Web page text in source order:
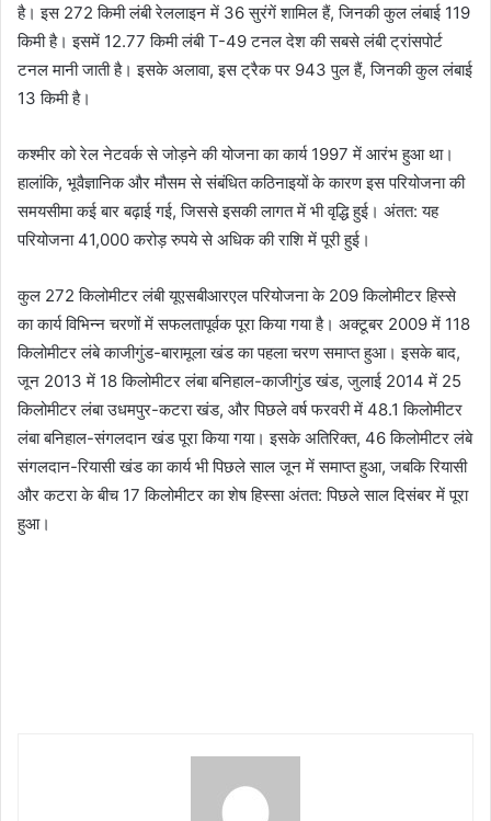
है। इस 272 किमी लंबी रेललाइन में 36 सुरंगें शामिल हैं, जिनकी कुल लंबाई 119
किमी है। इसमें 12.77 किमी लंबी T-49 टनल देश की सबसे लंबी ट्रांसपोर्ट
टनल मानी जाती है। इसके अलावा, इस ट्रैक पर 943 पुल हैं, जिनकी कुल लंबाई
13 किमी है।
कश्मीर को रेल नेटवर्क से जोड़ने की योजना का कार्य 1997 में आरंभ हुआ था।
हालांकि, भूवैज्ञानिक और मौसम से संबंधित कठिनाइयों के कारण इस परियोजना की
समयसीमा कई बार बढ़ाई गई, जिससे इसकी लागत में भी वृद्धि हुई। अंतत: यह
परियोजना 41,000 करोड़ रुपये से अधिक की राशि में पूरी हुई।
कुल 272 किलोमीटर लंबी यूएसबीआरएल परियोजना के 209 किलोमीटर हिस्से
का कार्य विभिन्न चरणों में सफलतापूर्वक पूरा किया गया है। अक्टूबर 2009 में 118
किलोमीटर लंबे काजीगुंड-बारामूला खंड का पहला चरण समाप्त हुआ। इसके बाद,
जून 2013 में 18 किलोमीटर लंबा बनिहाल-काजीगुंड खंड, जुलाई 2014 में 25
किलोमीटर लंबा उधमपुर-कटरा खंड, और पिछले वर्ष फरवरी में 48.1 किलोमीटर
लंबा बनिहाल-संगलदान खंड पूरा किया गया। इसके अतिरिक्त, 46 किलोमीटर लंबे
संगलदान-रियासी खंड का कार्य भी पिछले साल जून में समाप्त हुआ, जबकि रियासी
और कटरा के बीच 17 किलोमीटर का शेष हिस्सा अंतत: पिछले साल दिसंबर में पूरा
हुआ।